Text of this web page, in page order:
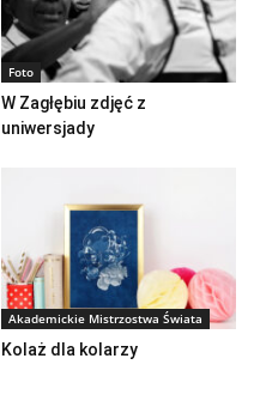
Foto
W Zagłębiu zdjęć z
uniwersjady
Akademickie Mistrzostwa Świata
Kolaż dla kolarzy